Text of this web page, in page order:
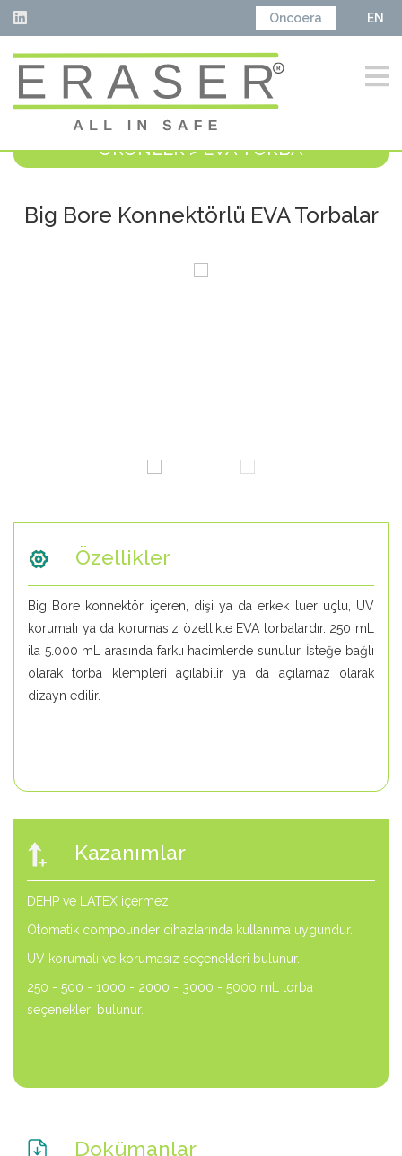
Oncoera EN
ÜRÜNLER > EVA TORBA
Big Bore Konnektörlü EVA Torbalar
Özellikler
Big Bore konnektör içeren, dişi ya da erkek luer uçlu, UV
korumalı ya da korumasız özellikte EVA torbalardır. 250 mL
ila 5.000 mL arasında farklı hacimlerde sunulur. İsteğe bağlı
olarak torba klempleri açılabilir ya da açılamaz olarak
dizayn edilir.
Kazanımlar
DEHP ve LATEX içermez.
Otomatik compounder cihazlarında kullanıma uygundur.
UV korumalı ve korumasız seçenekleri bulunur.
250 - 500 - 1000 - 2000 - 3000 - 5000 mL torba
seçenekleri bulunur.
Dokümanlar